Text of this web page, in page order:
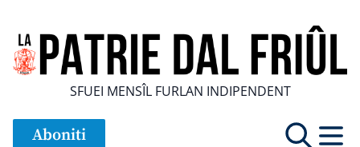
SFUEI MENSÎL FURLAN INDIPENDENT
Aboniti